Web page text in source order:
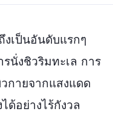
งเป็นอันดับแรกๆ
นั่งชิวริมทะเล การ
กายจากแสงแดด
ด้อย่างไร้กังวล